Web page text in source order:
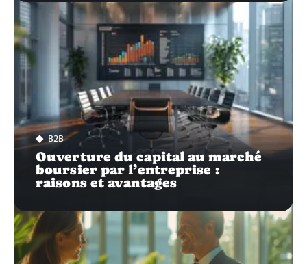
B2B
Ouverture du capital au marché
boursier par l’entreprise :
raisons et avantages